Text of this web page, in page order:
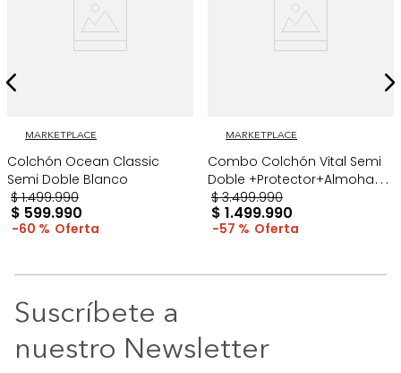
MARKETPLACE
Colchón Ocean Classic
Semi Doble Blanco
$ 1.499.990
$ 599.990
60 %
MARKETPLACE
Combo Colchón Vital Semi
Doble +Protector+Almohada
Gris
$ 3.499.990
$ 1.499.990
57 %
Suscríbete a
nuestro Newsletter